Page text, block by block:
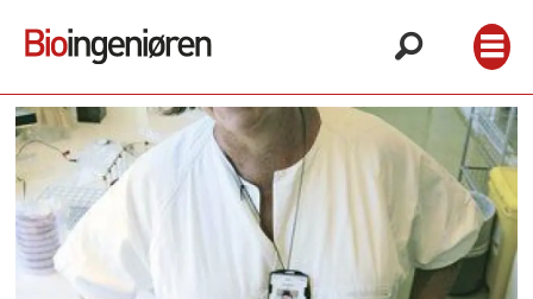
Tag:
maldi
tof